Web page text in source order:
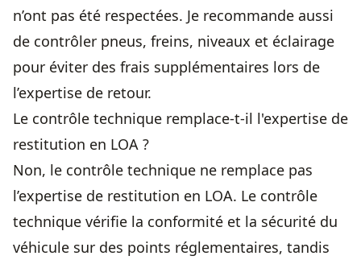
n’ont pas été respectées. Je recommande aussi
de contrôler pneus, freins, niveaux et éclairage
pour éviter des frais supplémentaires lors de
l’expertise de retour.
Le contrôle technique remplace-t-il l'expertise de
restitution en LOA ?
Non, le contrôle technique ne remplace pas
l’expertise de restitution en LOA. Le contrôle
technique vérifie la conformité et la sécurité du
véhicule sur des points réglementaires, tandis